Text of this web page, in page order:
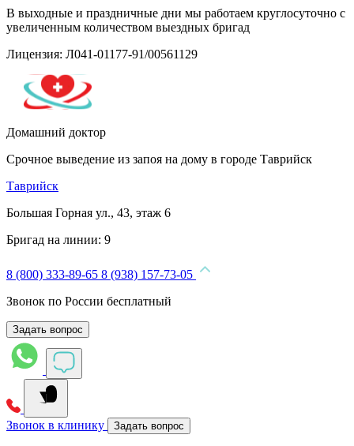
В выходные и праздничные дни мы работаем круглосуточно с
увеличенным количеством выездных бригад
Лицензия: Л041-01177-91/00561129
Домашний доктор
Срочное выведение из запоя на дому в городе Таврийск
Таврийск
Большая Горная ул., 43, этаж 6
Бригад на линии: 9
8 (800) 333-89-65 8 (938) 157-73-05
Звонок по России бесплатный
Задать вопрос
Звонок в клинику Задать вопрос